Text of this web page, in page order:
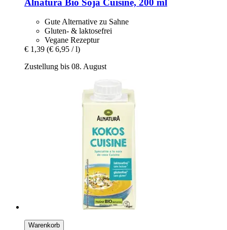
Alnatura Bio Soja Cuisine, 200 ml
Gute Alternative zu Sahne
Gluten- & laktosefrei
Vegane Rezeptur
€ 1,39 (€ 6,95 / l)
Zustellung bis 08. August
Warenkorb